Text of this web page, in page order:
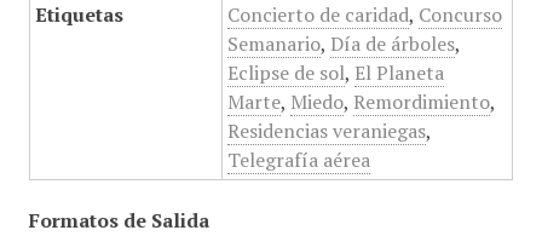
Etiquetas Concierto de caridad, Concurso
Semanario, Día de árboles,
Eclipse de sol, El Planeta
Marte, Miedo, Remordimiento,
Residencias veraniegas,
Telegrafía aérea
Formatos de Salida